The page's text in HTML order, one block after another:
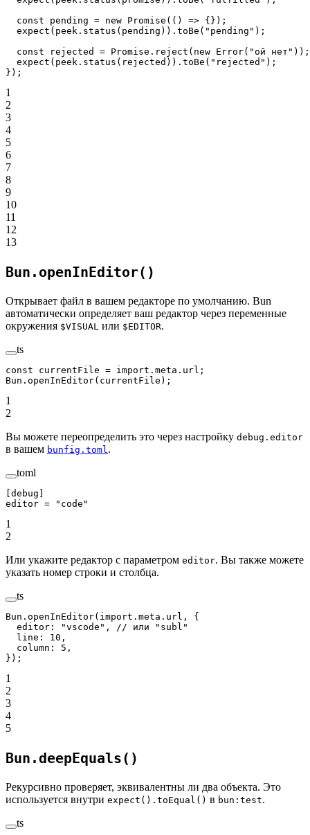
  const
pending = new Promise (() => {});
  expect
(peek. status (pending)). toBe ( "pending" );
  const
rejected = Promise . reject ( new Error( "ой нет" ));
  expect
(peek. status (rejected)). toBe ( "rejected" );
});
1
2
3
4
5
6
7
8
9
10
11
12
13
Bun.openInEditor()
Открывает файл в вашем редакторе по умолчанию. Bun
автоматически определяет ваш редактор через переменные
окружения $VISUAL или $EDITOR.
ts
const currentFile = import . meta .url;
Bun. openInEditor(currentFile);
1
2
Вы можете переопределить это через настройку debug.editor
в вашем bunfig.toml .
toml
debug
editor =
"code"
1
2
Или укажите редактор с параметром editor. Вы также можете
указать номер строки и столбца.
ts
Bun. openInEditor( import . meta .url, {
  editor:
"vscode" ,
// или "subl"
  line:
10 ,
  column:
5 ,
});
1
2
3
4
5
Bun.deepEquals()
Рекурсивно проверяет, эквивалентны ли два объекта. Это
используется внутри expect().toEqual() в bun:test.
ts